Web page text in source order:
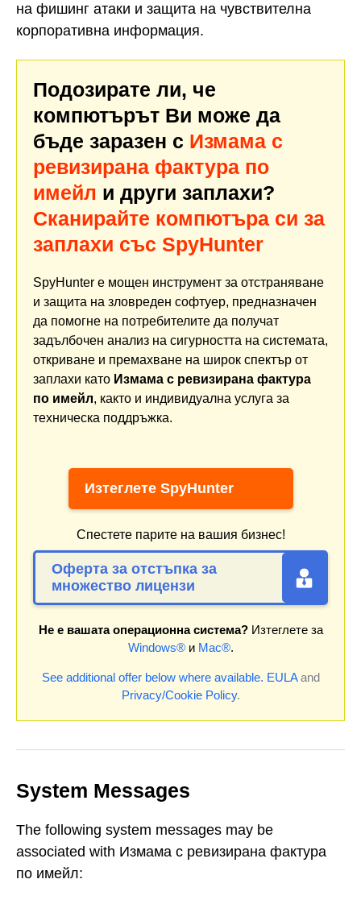
на фишинг атаки и защита на чувствителна
корпоративна информация.
Подозирате ли, че
компютърът Ви може да
бъде заразен с Измама с
ревизирана фактура по
имейл и други заплахи?
Сканирайте компютъра си за
заплахи със SpyHunter
SpyHunter е мощен инструмент за отстраняване
и защита на зловреден софтуер, предназначен
да помогне на потребителите да получат
задълбочен анализ на сигурността на системата,
откриване и премахване на широк спектър от
заплахи като Измама с ревизирана фактура
по имейл, както и индивидуална услуга за
техническа поддръжка.
Изтеглете SpyHunter
Спестете парите на вашия бизнес!
Оферта за отстъпка за
множество лицензи
Не е вашата операционна система?Изтеглете за
Windows®и Mac®.
See additional offer below where available. EULAand
Privacy/Cookie Policy.
System Messages
The following system messages may be
associated with Измама с ревизирана фактура
по имейл: